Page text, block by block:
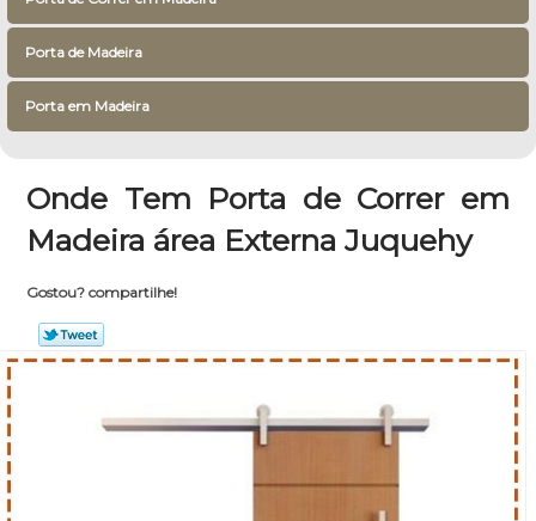
Porta de Madeira
Porta em Madeira
Onde Tem Porta de Correr em
Madeira área Externa Juquehy
Gostou? compartilhe!